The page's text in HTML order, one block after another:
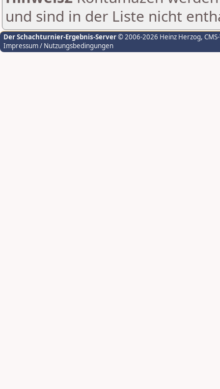
und sind in der Liste nicht
Der Schachturnier-Ergebnis-Server© 2006-2026 Heinz Herzog,
Impressum / Nutzungsbedingungen